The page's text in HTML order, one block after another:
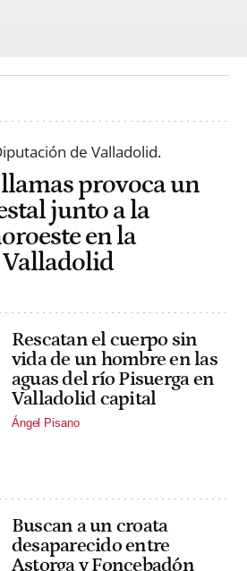
provoca un
junto a la
en la
Rescatan el cuerpo sin
vida de un hombre en las
aguas del río Pisuerga en
Valladolid capital
Ángel Pisano
Buscan a un croata
desaparecido entre
Astorga y Foncebadón